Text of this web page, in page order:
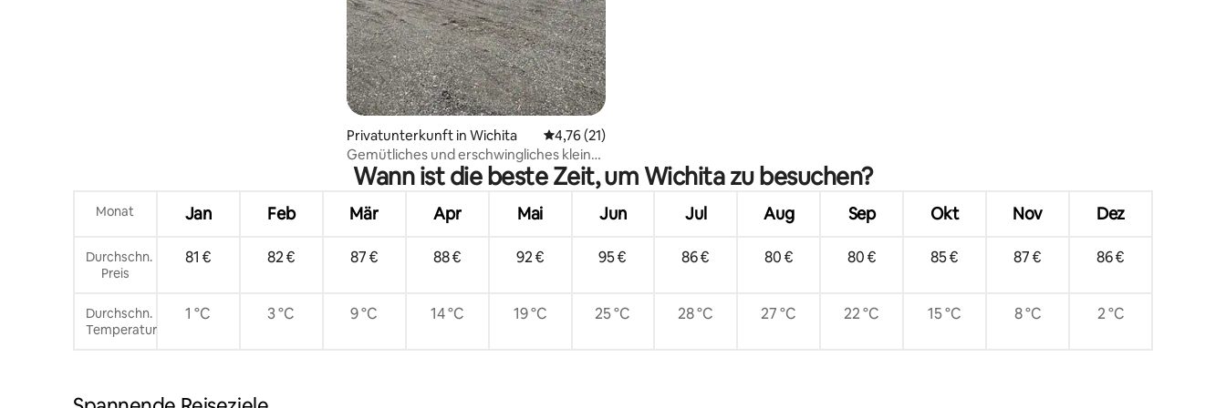
Privatunterkunft in Wichita Durchschnittliche Bewertung: 4,76 von 5, 21 Bewertungen
4,76 (21)
Gemütliches und erschwingliches kleines
Haus
Wann ist die beste Zeit, um Wichita zu besuchen?
Monat Jan Feb Mär Apr Mai Jun Jul Aug Sep Okt Nov Dez
Durchschn.
Preis
81 € 82 € 87 € 88 € 92 € 95 € 86 € 80 € 80 € 85 € 87 € 86 €
Durchschn.
Temperatur
1 °C 3 °C 9 °C 14 °C 19 °C 25 °C 28 °C 27 °C 22 °C 15 °C 8 °C 2 °C